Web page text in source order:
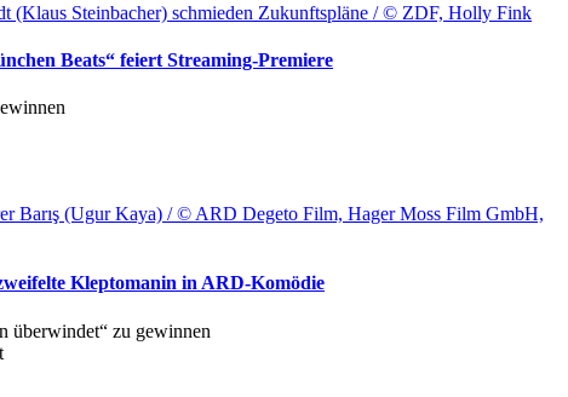
(Klaus Steinbacher) schmieden Zukunftspläne / © ZDF, Holly Fink
Beats“ feiert Streaming-Premiere
Barış (Ugur Kaya) / © ARD Degeto Film, Hager Moss Film GmbH,
Kleptomanin in ARD-Komödie
überwindet“ zu gewinnen